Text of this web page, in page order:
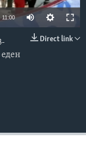
11:00
Direct link